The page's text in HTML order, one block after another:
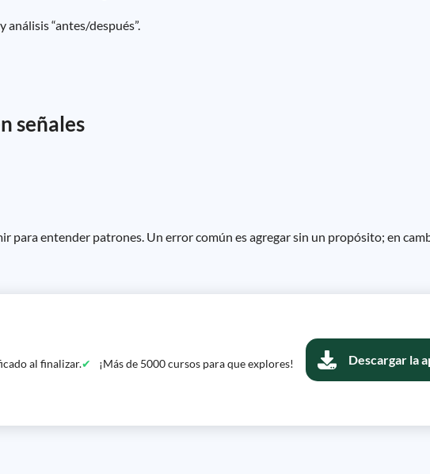
“antes/después”.
señales
para entender patrones. Un error común es agregar sin un propósito; en
al finalizar. ¡Más de 5000 cursos para que explores! Descargar la